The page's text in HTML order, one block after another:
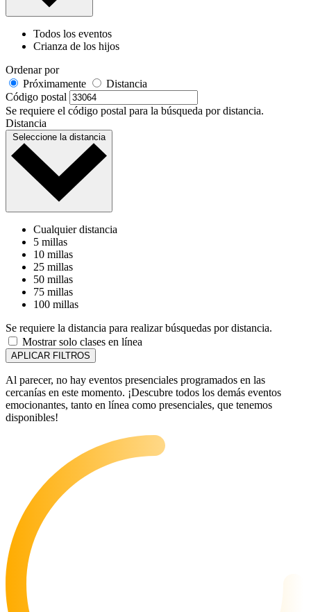
Todos los eventos
Crianza de los hijos
Ordenar por
Próximamente
Distancia
Código postal
Se requiere el código postal para la búsqueda por distancia.
Distancia
Seleccione la distancia
Cualquier distancia
5 millas
10 millas
25 millas
50 millas
75 millas
100 millas
Se requiere la distancia para realizar búsquedas por distancia.
Mostrar solo clases en línea
APLICAR FILTROS
Al parecer, no hay eventos presenciales programados en las
cercanías en este momento. ¡Descubre todos los demás eventos
emocionantes, tanto en línea como presenciales, que tenemos
disponibles!